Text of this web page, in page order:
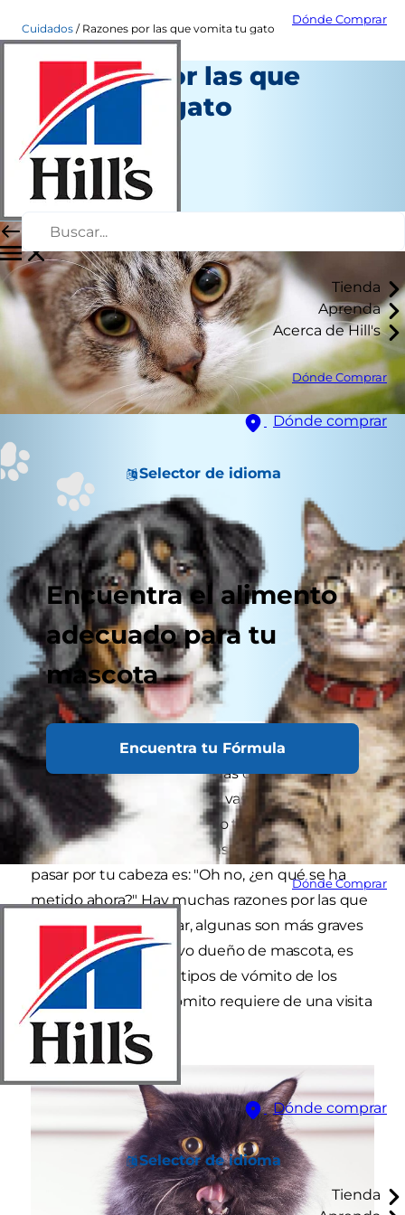
Dónde Comprar
Tienda
Aprenda
Acerca de Hill's
Dónde Comprar
Dónde comprar
Selector de idioma
Encuentra el alimento
adecuado para tu
mascota
Encuentra tu Fórmula
Dónde Comprar
Dónde comprar
Selector de idioma
Tienda
Cuidados Razones por las que vomita tu gato
Razones por las que
vomita tu gato
Salud
Chrissie Klinger
Septiembre 28, 2018
A ningún dueño de mascota le gusta oír ese
sonido: el ruido de las arcadas de la otra
habitación que te dice que vas a tener que
limpiar un desastre. Cuando tu gato empieza a
atragantarse, el primer pensamiento que puede
pasar por tu cabeza es: "Oh no, ¿en qué se ha
metido ahora?" Hay muchas razones por las que
tu gato podría vomitar, algunas son más graves
que otras. Como nuevo dueño de mascota, es
importante saber los tipos de vómito de los
gatos y cuándo un vómito requiere de una visita
al veterinario.